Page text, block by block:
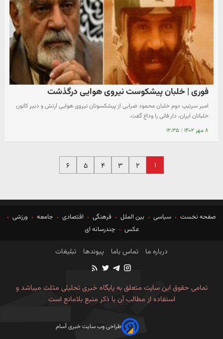
فوری | خلبان پیشکوست نیروی هوایی درگذشت
امیر سرتیپ دوم خلبان محمود ضرابی از پیشکسوتان نیروی هوایی ارتش و دبیر کانون
خلبانان ایران، دار فانی را وداع گفت.
۸ مهر ۱۴۰۲ | ۱۲:۳۵
۱ ۲ ۳ ۴ ۵ ۶
صفحه نخست سیاسی بین الملل فرهنگی اقتصادی جامعه
ورزشی
عکس
چندرسانه ای
درباره ما تماس باما پیوندها تبلیغات
تمامی حقوق این سایت متعلق به پایگاه خبری تحلیلی مثلث میباشد و
استفاده از مطالب آن با ذکر منبع بلامانع است
طراحی وب سایت خبری آسام